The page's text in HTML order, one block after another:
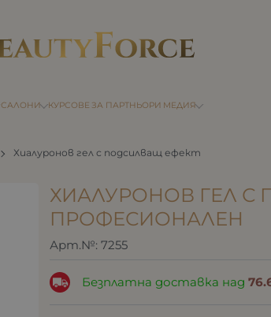
САЛОНИ КУРСОВЕ ЗА ПАРТНЬОРИ МЕДИЯ
Хиалуронов гел с подсилващ ефект
ХИАЛУРОНОВ ГЕЛ С
ПРОФЕСИОНАЛЕН
Арт.№: 7255
Безплатна доставка над